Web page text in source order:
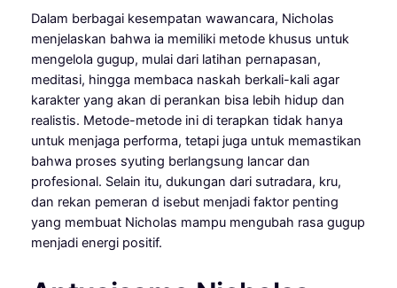
Dalam berbagai kesempatan wawancara, Nicholas
menjelaskan bahwa ia memiliki metode khusus untuk
mengelola gugup, mulai dari latihan pernapasan,
meditasi, hingga membaca naskah berkali-kali agar
karakter yang akan di perankan bisa lebih hidup dan
realistis. Metode-metode ini di terapkan tidak hanya
untuk menjaga performa, tetapi juga untuk memastikan
bahwa proses syuting berlangsung lancar dan
profesional. Selain itu, dukungan dari sutradara, kru,
dan rekan pemeran d isebut menjadi faktor penting
yang membuat Nicholas mampu mengubah rasa gugup
menjadi energi positif.